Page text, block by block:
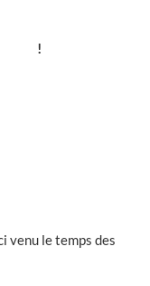
!
venu le temps des